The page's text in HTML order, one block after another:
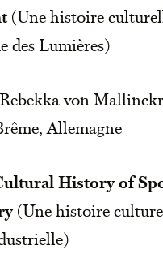
(Une histoire
des Lumières)
von
Allemagne
History of
(Une histoire